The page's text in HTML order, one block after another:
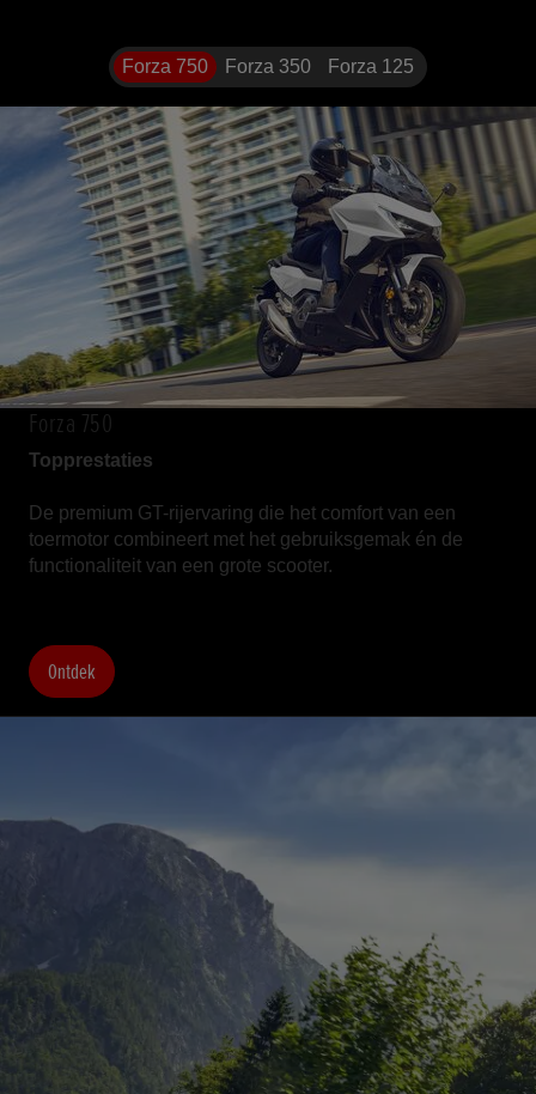
Forza 750 Forza 350 Forza 125
Forza 750
Topprestaties
De premium GT-rijervaring die het comfort van een
toermotor combineert met het gebruiksgemak én de
functionaliteit van een grote scooter.
Ontdek